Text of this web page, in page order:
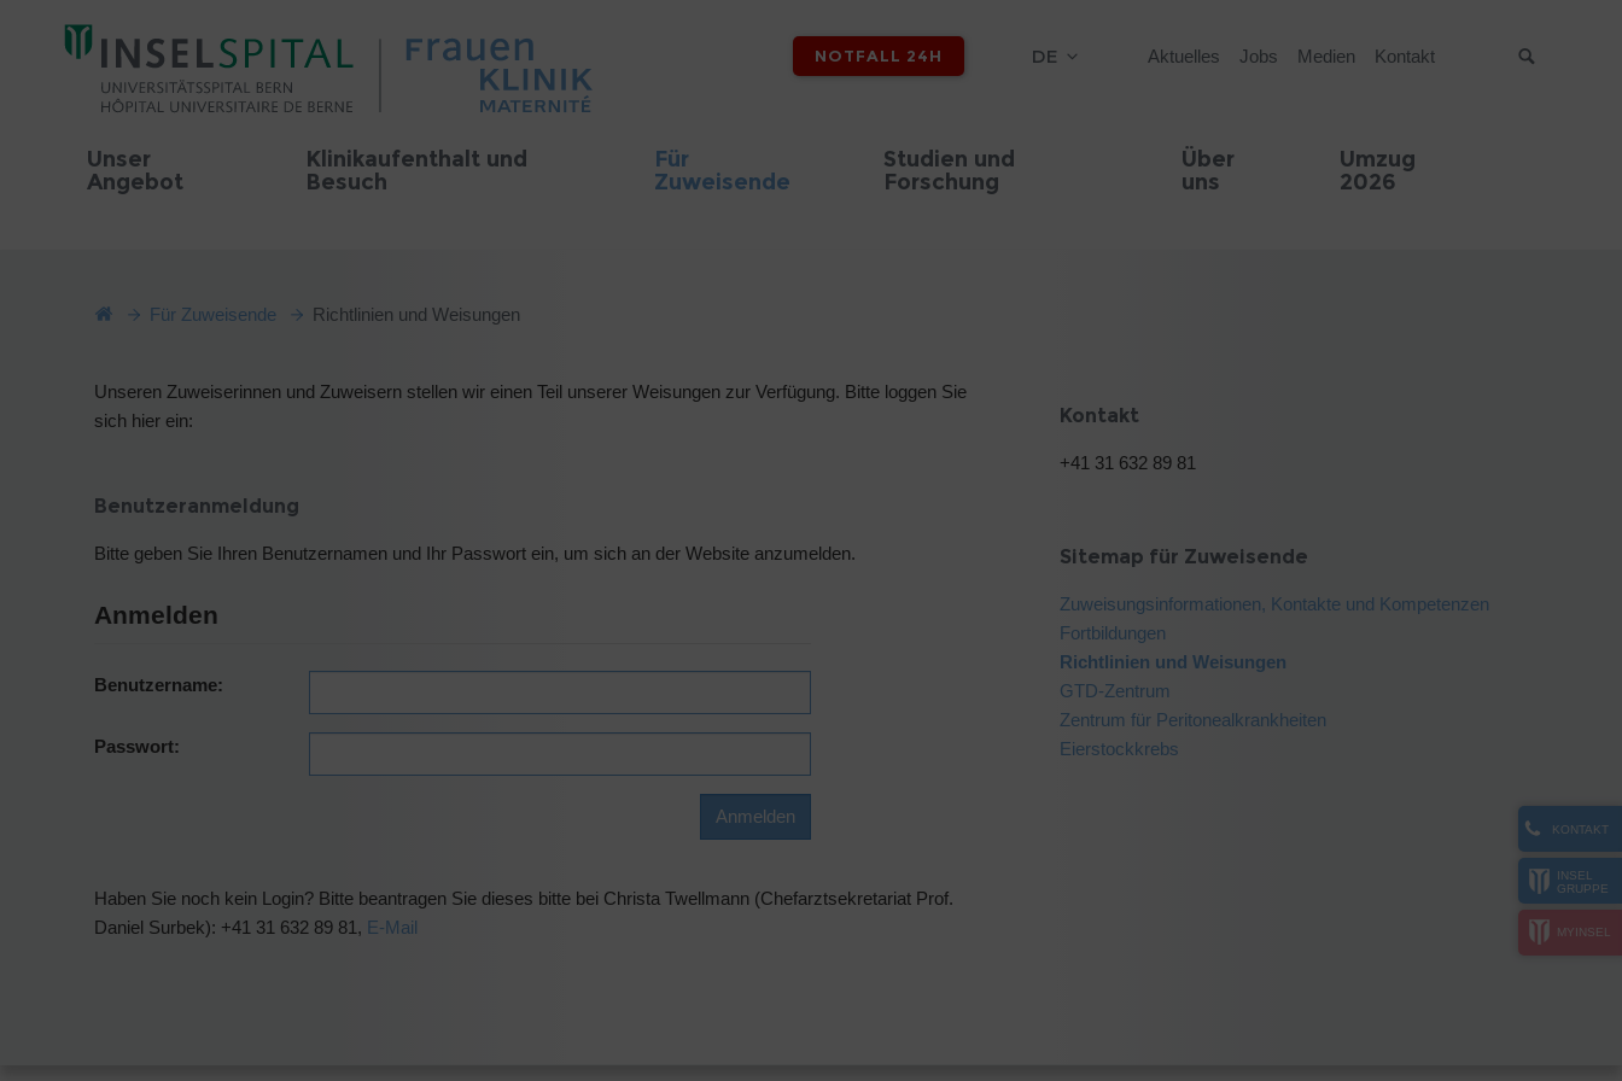
NOTFALL 24H DE Aktuelles Jobs Medien Kontakt
Unser
Angebot
Klinikaufenthalt und
Besuch
Für
Zuweisende
Studien und
Forschung
Über
uns
Umzug
2026
KONTAKT
INSEL
GRUPPE
MYINSEL
Für Zuweisende Richtlinien und Weisungen
Unseren Zuweiserinnen und Zuweisern stellen wir einen Teil unserer Weisungen zur Verfügung. Bitte loggen Sie
sich hier ein:
Benutzeranmeldung
Bitte geben Sie Ihren Benutzernamen und Ihr Passwort ein, um sich an der Website anzumelden.
Anmelden
Benutzername:
Passwort:
Haben Sie noch kein Login? Bitte beantragen Sie dieses bitte bei Christa Twellmann (Chefarztsekretariat Prof.
Daniel Surbek): +41 31 632 89 81, E-Mail
Kontakt
+41 31 632 89 81
Sitemap für Zuweisende
Zuweisungsinformationen, Kontakte und Kompetenzen
Fortbildungen
Richtlinien und Weisungen
GTD-Zentrum
Zentrum für Peritonealkrankheiten
Eierstockkrebs